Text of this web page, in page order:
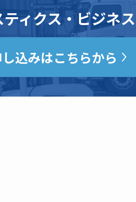
ィクス・ビジネス
込みはこちらから